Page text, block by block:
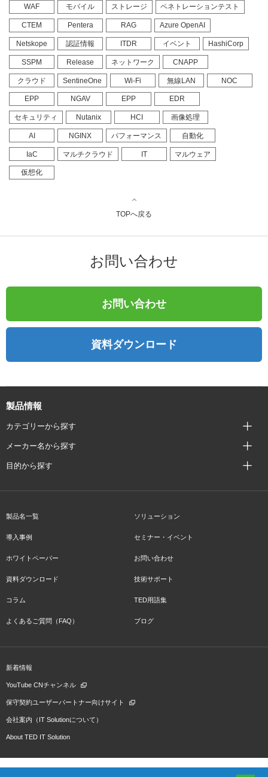
WAF モバイル ストレージ ペネトレーションテスト
CTEM Pentera RAG Azure OpenAI
Netskope 認証情報 ITDR イベント HashiCorp
SSPM Release ネットワーク CNAPP
クラウド SentineOne Wi-Fi 無線LAN NOC
EPP NGAV EPP EDR
セキュリティ Nutanix HCI 画像処理
AI NGINX パフォーマンス 自動化
IaC マルチクラウド IT マルウェア
仮想化
TOPへ戻る
お問い合わせ
お問い合わせ
資料ダウンロード
製品情報
カテゴリーから探す
メーカー名から探す
目的から探す
製品名一覧 ソリューション
導入事例 セミナー・イベント
ホワイトペーパー お問い合わせ
資料ダウンロード 技術サポート
コラム TED用語集
よくあるご質問（FAQ） ブログ
新着情報
YouTube CNチャンネル
保守契約ユーザーパートナー向けサイト
会社案内（IT Solutionについて）
About TED IT Solution